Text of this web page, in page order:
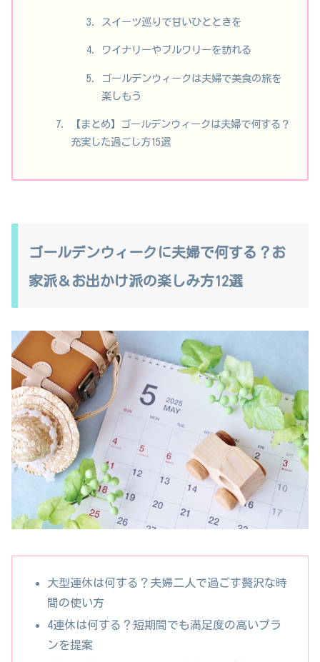
スイーツ巡りで甘いひとときを
ワイナリーやブルワリーを訪れる
ゴールデンウィークは夫婦で美食の旅を
楽しもう
【まとめ】ゴールデンウィークは夫婦で何する？
充実した過ごし方15選
ゴールデンウィークに夫婦で何する？お
家派＆お出かけ派の楽しみ方12選
大型連休は何する？夫婦二人で過ごす贅沢な時
間の使い方
4連休は何する？短期間でも満足度の高いプラ
ンを提案